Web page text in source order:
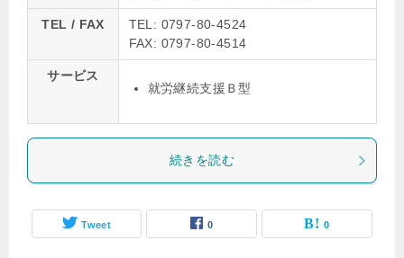
TEL / FAX
TEL: 0797-80-4524
FAX: 0797-80-4514
サービス
就労継続支援Ｂ型
続きを読む
Tweet 0 0